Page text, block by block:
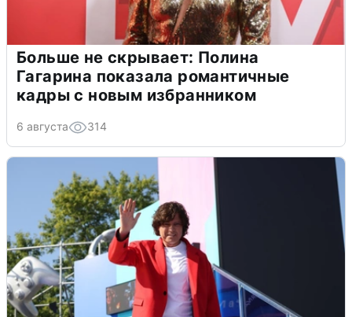
Больше не скрывает: Полина
Гагарина показала романтичные
кадры с новым избранником
6 августа 314